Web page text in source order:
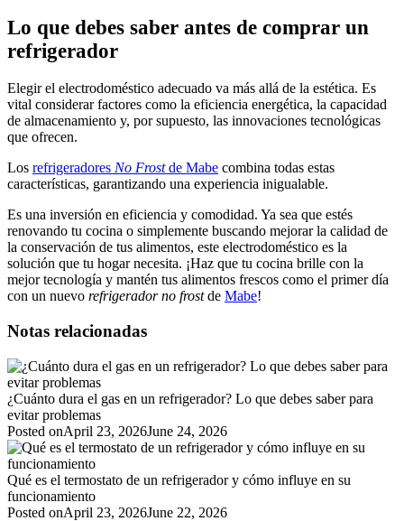
Lo que debes saber antes de comprar un
refrigerador
Elegir el electrodoméstico adecuado va más allá de la estética. Es
vital considerar factores como la eficiencia energética, la capacidad
de almacenamiento y, por supuesto, las innovaciones tecnológicas
que ofrecen.
Los refrigeradores No Frostde Mabe combina todas estas
características, garantizando una experiencia inigualable.
Es una inversión en eficiencia y comodidad. Ya sea que estés
renovando tu cocina o simplemente buscando mejorar la calidad de
la conservación de tus alimentos, este electrodoméstico es la
solución que tu hogar necesita. ¡Haz que tu cocina brille con la
mejor tecnología y mantén tus alimentos frescos como el primer día
con un nuevo refrigerador no frostde Mabe!
Notas relacionadas
¿Cuánto dura el gas en un refrigerador? Lo que debes saber para
evitar problemas
Posted onApril 23, 2026June 24, 2026
Qué es el termostato de un refrigerador y cómo influye en su
funcionamiento
Posted onApril 23, 2026June 22, 2026